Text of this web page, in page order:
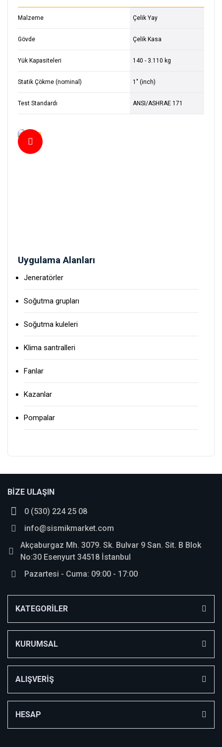
Malzeme Çelik Yay
Gövde Çelik Kasa
Yük Kapasiteleri 140 - 3.110 kg
Statik Çökme (nominal) 1" (inch)
Test Standardı ANSI/ASHRAE 171
Uygulama Alanları
Jeneratörler
Soğutma grupları
Soğutma kuleleri
Klima santralleri
Fanlar
Kazanlar
Pompalar
BİZE ULAŞIN
0 (530) 224 25 08
info@sismikmarket.com
Akçaburgaz Mh. 3079. Sk. Bulvar 9 San. Sit. B Blok
No:30 Esenyurt 34518 İstanbul
Pazartesi - Cuma: 09:00 - 17:00
KATEGORİLER
KURUMSAL
ALIŞVERİŞ
HESAP